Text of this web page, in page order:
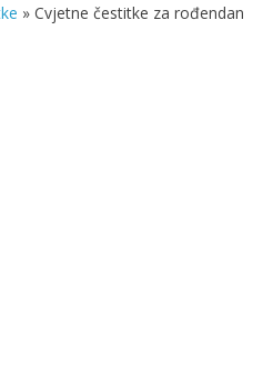
» Cvjetne čestitke za rođendan